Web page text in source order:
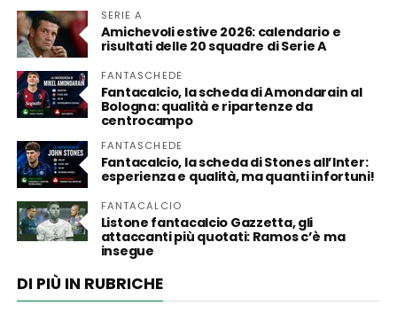
SERIE A
Amichevoli estive 2026: calendario e
risultati delle 20 squadre di Serie A
FANTASCHEDE
Fantacalcio, la scheda di Amondarain al
Bologna: qualità e ripartenze da
centrocampo
FANTASCHEDE
Fantacalcio, la scheda di Stones all’Inter:
esperienza e qualità, ma quanti infortuni!
FANTACALCIO
Listone fantacalcio Gazzetta, gli
attaccanti più quotati: Ramos c’è ma
insegue
DI PIÙ IN RUBRICHE